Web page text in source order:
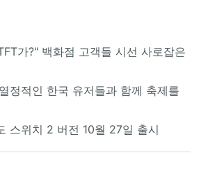
가?" 백화점 고객들 시선 사로잡은
정적인 한국 유저들과 함께 축제를
스위치 2 버전 10월 27일 출시